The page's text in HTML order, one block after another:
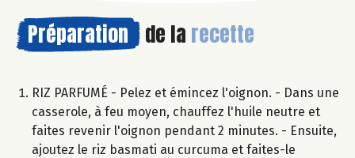
Préparation de la recette
RIZ PARFUMÉ - Pelez et émincez l'oignon. - Dans une
casserole, à feu moyen, chauffez l'huile neutre et
faites revenir l'oignon pendant 2 minutes. - Ensuite,
ajoutez le riz basmati au curcuma et faites-le